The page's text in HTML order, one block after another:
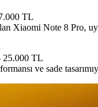
TL
Xiaomi Note 8 Pro,
25.000 TL
ve sade